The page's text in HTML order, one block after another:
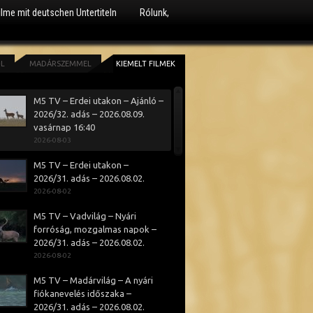
mit deutschen Untertiteln
Rólunk,
KIEMELT FILMEK
MADÁRSZEMMEL
M5 TV – Erdei utakon – Ajánló –
2026/32. adás – 2026.08.09.
vasárnap 16:40
2026-08-03
M5 TV – Erdei utakon –
2026/31. adás – 2026.08.02.
2026-08-02
M5 TV – Vadvilág – Nyári
forróság, mozgalmas napok –
2026/31. adás – 2026.08.02.
2026-08-02
M5 TV – Madárvilág – A nyári
fiókanevelés időszaka –
2026/31. adás – 2026.08.02.